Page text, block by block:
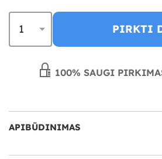
PIRKTI
100% SAUGI
APIBŪDINIMAS